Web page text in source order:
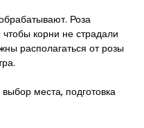
Роза
корни не страдали
располагаться от розы